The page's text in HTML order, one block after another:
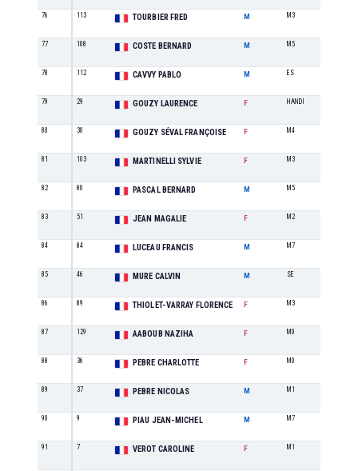
76 113 TOURBIER FRED M M3
77 108 COSTE BERNARD M M5
78 112 CAVVY PABLO M ES
79 29 GOUZY LAURENCE F HANDI
80 30 GOUZY SÉVAL FRANÇOISE F M4
81 103 MARTINELLI SYLVIE F M3
82 80 PASCAL BERNARD M M5
83 51 JEAN MAGALIE F M2
84 84 LUCEAU FRANCIS M M7
85 46 MURE CALVIN M SE
86 89 THIOLET-VARRAY FLORENCE F M3
87 129 AABOUB NAZIHA F M0
88 36 PEBRE CHARLOTTE F M0
89 37 PEBRE NICOLAS M M1
90 9 PIAU JEAN-MICHEL M M7
91 7 VEROT CAROLINE F M1